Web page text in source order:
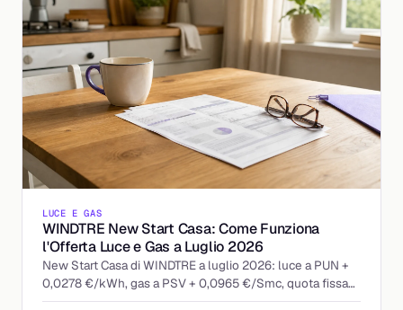
LUCE E GAS
WINDTRE New Start Casa: Come Funziona
l'Offerta Luce e Gas a Luglio 2026
New Start Casa di WINDTRE a luglio 2026: luce a PUN +
0,0278 €/kWh, gas a PSV + 0,0965 €/Smc, quota fissa
13 €/mese. Ecco come leggere l'offerta indicizzata.